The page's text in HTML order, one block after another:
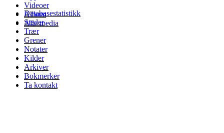
Videoer
Album
Alle media
Databasestatistikk
Steder
Trær
Grener
Notater
Kilder
Arkiver
Bokmerker
Ta kontakt